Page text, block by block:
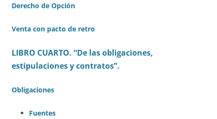
Derecho de Opción
Venta con pacto de retro
LIBRO CUARTO. “De las obligaciones,
estipulaciones y contratos”.
Obligaciones
Fuentes